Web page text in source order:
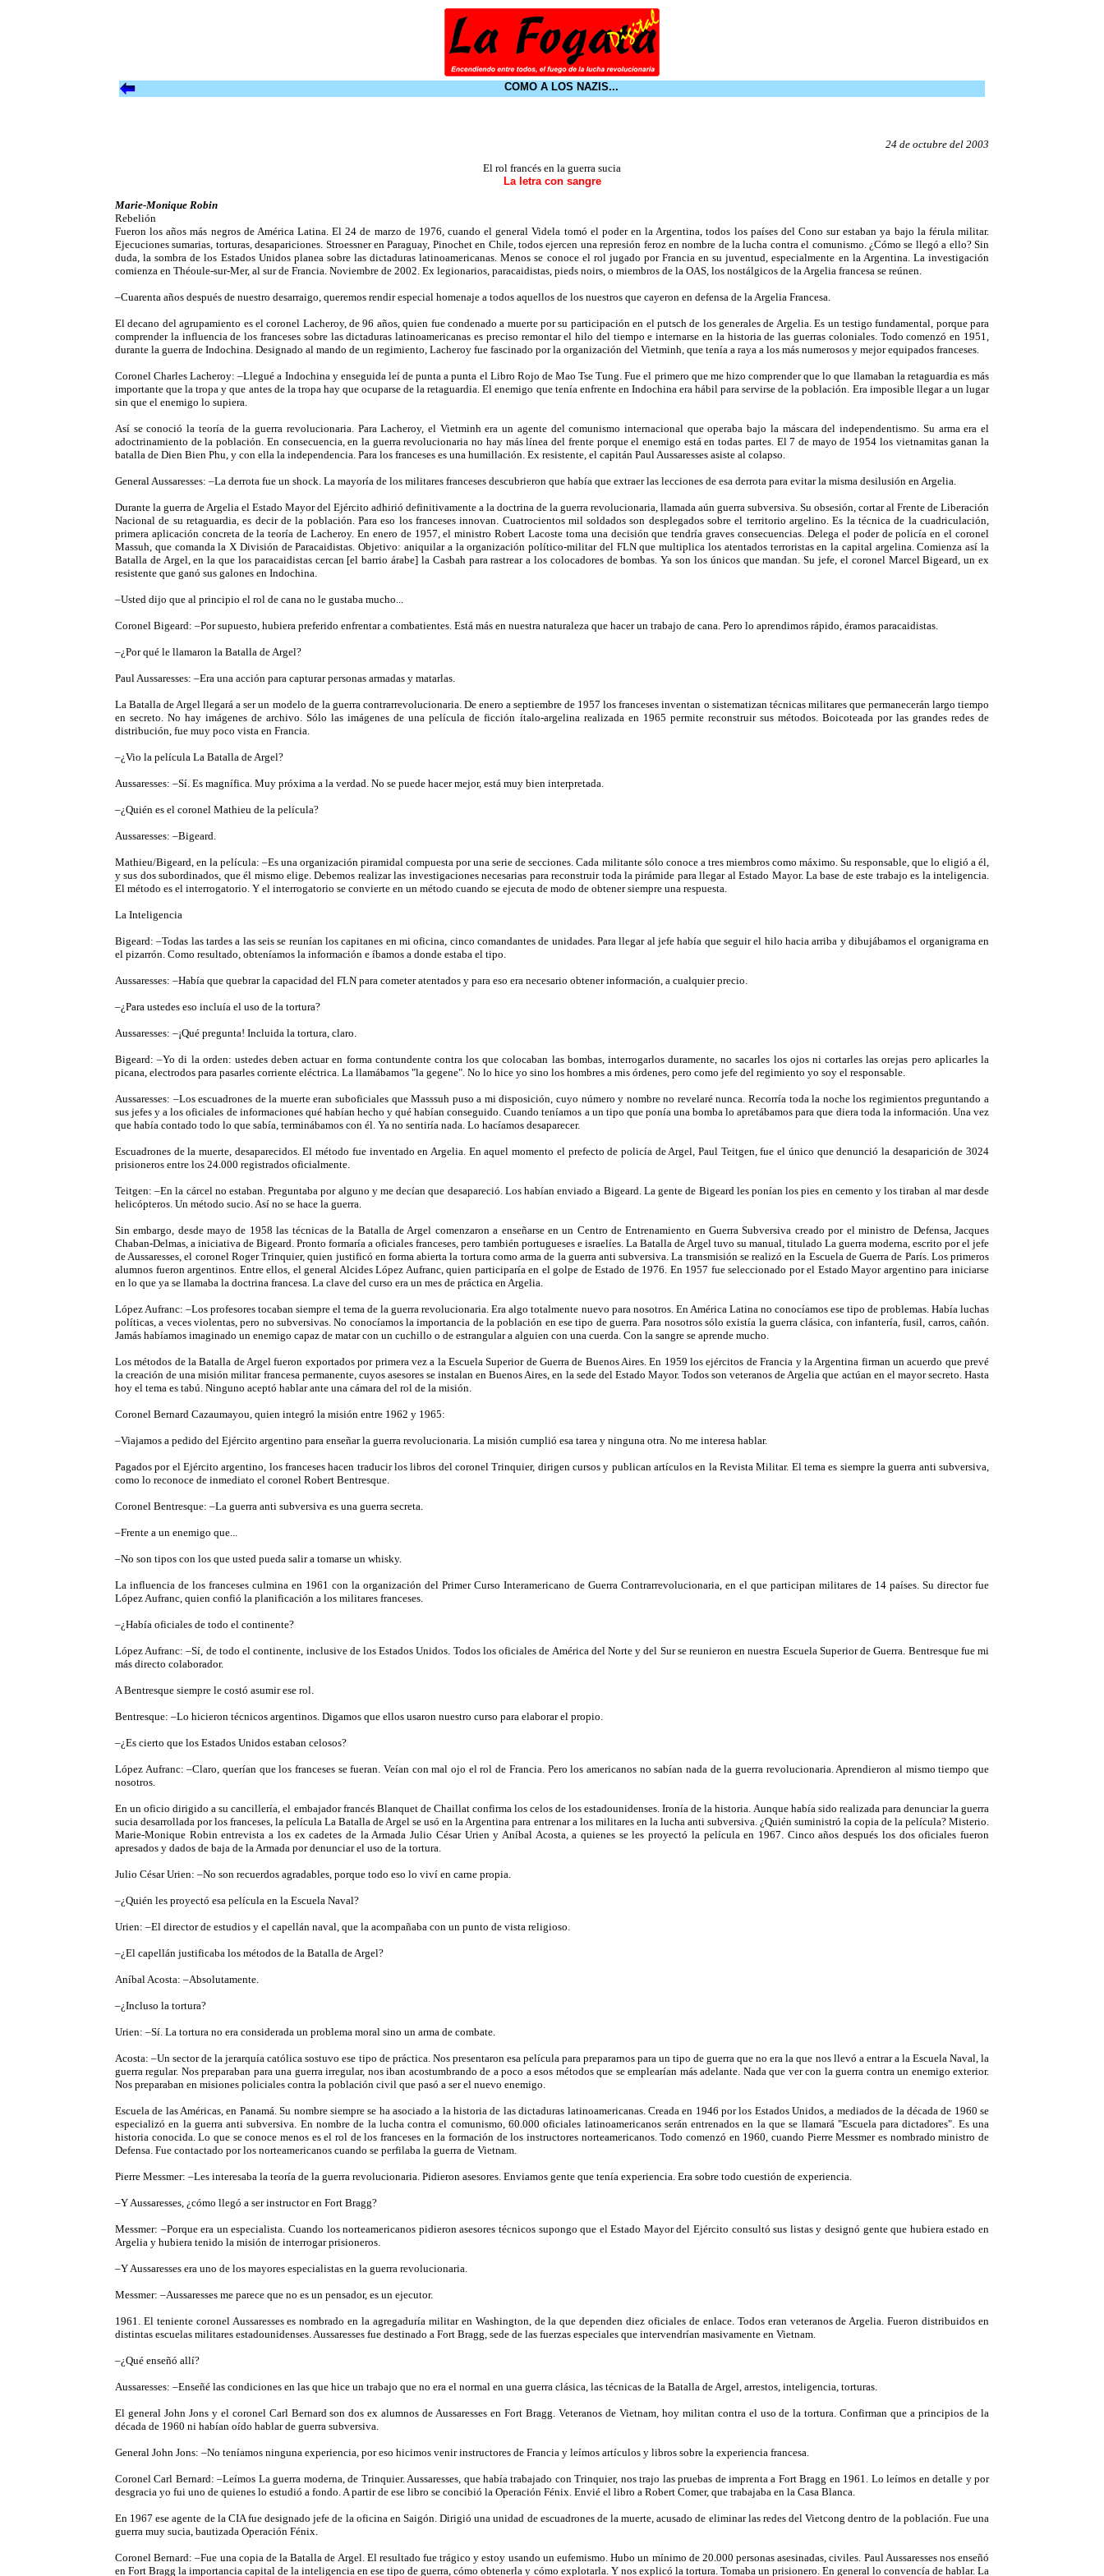
COMO A LOS NAZIS...
24 de octubre del 2003
El rol francés en la guerra sucia
La letra con sangre
Marie-Monique Robin
Rebelión
Fueron los años más negros de América Latina. El 24 de marzo de 1976, cuando el general Videla tomó el poder en la Argentina, todos los países del Cono sur estaban ya bajo la férula militar.
Ejecuciones sumarias, torturas, desapariciones. Stroessner en Paraguay, Pinochet en Chile, todos ejercen una represión feroz en nombre de la lucha contra el comunismo. ¿Cómo se llegó a ello? Sin
duda, la sombra de los Estados Unidos planea sobre las dictaduras latinoamericanas. Menos se conoce el rol jugado por Francia en su juventud, especialmente en la Argentina. La investigación
comienza en Théoule-sur-Mer, al sur de Francia. Noviembre de 2002. Ex legionarios, paracaidistas, pieds noirs, o miembros de la OAS, los nostálgicos de la Argelia francesa se reúnen.
–Cuarenta años después de nuestro desarraigo, queremos rendir especial homenaje a todos aquellos de los nuestros que cayeron en defensa de la Argelia Francesa.
El decano del agrupamiento es el coronel Lacheroy, de 96 años, quien fue condenado a muerte por su participación en el putsch de los generales de Argelia. Es un testigo fundamental, porque para
comprender la influencia de los franceses sobre las dictaduras latinoamericanas es preciso remontar el hilo del tiempo e internarse en la historia de las guerras coloniales. Todo comenzó en 1951,
durante la guerra de Indochina. Designado al mando de un regimiento, Lacheroy fue fascinado por la organización del Vietminh, que tenía a raya a los más numerosos y mejor equipados franceses.
Coronel Charles Lacheroy: –Llegué a Indochina y enseguida leí de punta a punta el Libro Rojo de Mao Tse Tung. Fue el primero que me hizo comprender que lo que llamaban la retaguardia es más
importante que la tropa y que antes de la tropa hay que ocuparse de la retaguardia. El enemigo que tenía enfrente en Indochina era hábil para servirse de la población. Era imposible llegar a un lugar
sin que el enemigo lo supiera.
Así se conoció la teoría de la guerra revolucionaria. Para Lacheroy, el Vietminh era un agente del comunismo internacional que operaba bajo la máscara del independentismo. Su arma era el
adoctrinamiento de la población. En consecuencia, en la guerra revolucionaria no hay más línea del frente porque el enemigo está en todas partes. El 7 de mayo de 1954 los vietnamitas ganan la
batalla de Dien Bien Phu, y con ella la independencia. Para los franceses es una humillación. Ex resistente, el capitán Paul Aussaresses asiste al colapso.
General Aussaresses: –La derrota fue un shock. La mayoría de los militares franceses descubrieron que había que extraer las lecciones de esa derrota para evitar la misma desilusión en Argelia.
Durante la guerra de Argelia el Estado Mayor del Ejército adhirió definitivamente a la doctrina de la guerra revolucionaria, llamada aún guerra subversiva. Su obsesión, cortar al Frente de Liberación
Nacional de su retaguardia, es decir de la población. Para eso los franceses innovan. Cuatrocientos mil soldados son desplegados sobre el territorio argelino. Es la técnica de la cuadriculación,
primera aplicación concreta de la teoría de Lacheroy. En enero de 1957, el ministro Robert Lacoste toma una decisión que tendría graves consecuencias. Delega el poder de policía en el coronel
Massuh, que comanda la X División de Paracaidistas. Objetivo: aniquilar a la organización político-militar del FLN que multiplica los atentados terroristas en la capital argelina. Comienza así la
Batalla de Argel, en la que los paracaidistas cercan [el barrio árabe] la Casbah para rastrear a los colocadores de bombas. Ya son los únicos que mandan. Su jefe, el coronel Marcel Bigeard, un ex
resistente que ganó sus galones en Indochina.
–Usted dijo que al principio el rol de cana no le gustaba mucho...
Coronel Bigeard: –Por supuesto, hubiera preferido enfrentar a combatientes. Está más en nuestra naturaleza que hacer un trabajo de cana. Pero lo aprendimos rápido, éramos paracaidistas.
–¿Por qué le llamaron la Batalla de Argel?
Paul Aussaresses: –Era una acción para capturar personas armadas y matarlas.
La Batalla de Argel llegará a ser un modelo de la guerra contrarrevolucionaria. De enero a septiembre de 1957 los franceses inventan o sistematizan técnicas militares que permanecerán largo tiempo
en secreto. No hay imágenes de archivo. Sólo las imágenes de una película de ficción ítalo-argelina realizada en 1965 permite reconstruir sus métodos. Boicoteada por las grandes redes de
distribución, fue muy poco vista en Francia.
–¿Vio la película La Batalla de Argel?
Aussaresses: –Sí. Es magnífica. Muy próxima a la verdad. No se puede hacer mejor, está muy bien interpretada.
–¿Quién es el coronel Mathieu de la película?
Aussaresses: –Bigeard.
Mathieu/Bigeard, en la película: –Es una organización piramidal compuesta por una serie de secciones. Cada militante sólo conoce a tres miembros como máximo. Su responsable, que lo eligió a él,
y sus dos subordinados, que él mismo elige. Debemos realizar las investigaciones necesarias para reconstruir toda la pirámide para llegar al Estado Mayor. La base de este trabajo es la inteligencia.
El método es el interrogatorio. Y el interrogatorio se convierte en un método cuando se ejecuta de modo de obtener siempre una respuesta.
La Inteligencia
Bigeard: –Todas las tardes a las seis se reunían los capitanes en mi oficina, cinco comandantes de unidades. Para llegar al jefe había que seguir el hilo hacia arriba y dibujábamos el organigrama en
el pizarrón. Como resultado, obteníamos la información e íbamos a donde estaba el tipo.
Aussaresses: –Había que quebrar la capacidad del FLN para cometer atentados y para eso era necesario obtener información, a cualquier precio.
–¿Para ustedes eso incluía el uso de la tortura?
Aussaresses: –¡Qué pregunta! Incluida la tortura, claro.
Bigeard: –Yo di la orden: ustedes deben actuar en forma contundente contra los que colocaban las bombas, interrogarlos duramente, no sacarles los ojos ni cortarles las orejas pero aplicarles la
picana, electrodos para pasarles corriente eléctrica. La llamábamos "la gegene". No lo hice yo sino los hombres a mis órdenes, pero como jefe del regimiento yo soy el responsable.
Aussaresses: –Los escuadrones de la muerte eran suboficiales que Masssuh puso a mi disposición, cuyo número y nombre no revelaré nunca. Recorría toda la noche los regimientos preguntando a
sus jefes y a los oficiales de informaciones qué habían hecho y qué habían conseguido. Cuando teníamos a un tipo que ponía una bomba lo apretábamos para que diera toda la información. Una vez
que había contado todo lo que sabía, terminábamos con él. Ya no sentiría nada. Lo hacíamos desaparecer.
Escuadrones de la muerte, desaparecidos. El método fue inventado en Argelia. En aquel momento el prefecto de policía de Argel, Paul Teitgen, fue el único que denunció la desaparición de 3024
prisioneros entre los 24.000 registrados oficialmente.
Teitgen: –En la cárcel no estaban. Preguntaba por alguno y me decían que desapareció. Los habían enviado a Bigeard. La gente de Bigeard les ponían los pies en cemento y los tiraban al mar desde
helicópteros. Un método sucio. Así no se hace la guerra.
Sin embargo, desde mayo de 1958 las técnicas de la Batalla de Argel comenzaron a enseñarse en un Centro de Entrenamiento en Guerra Subversiva creado por el ministro de Defensa, Jacques
Chaban-Delmas, a iniciativa de Bigeard. Pronto formaría a oficiales franceses, pero también portugueses e israelíes. La Batalla de Argel tuvo su manual, titulado La guerra moderna, escrito por el jefe
de Aussaresses, el coronel Roger Trinquier, quien justificó en forma abierta la tortura como arma de la guerra anti subversiva. La transmisión se realizó en la Escuela de Guerra de París. Los primeros
alumnos fueron argentinos. Entre ellos, el general Alcides López Aufranc, quien participaría en el golpe de Estado de 1976. En 1957 fue seleccionado por el Estado Mayor argentino para iniciarse
en lo que ya se llamaba la doctrina francesa. La clave del curso era un mes de práctica en Argelia.
López Aufranc: –Los profesores tocaban siempre el tema de la guerra revolucionaria. Era algo totalmente nuevo para nosotros. En América Latina no conocíamos ese tipo de problemas. Había luchas
políticas, a veces violentas, pero no subversivas. No conocíamos la importancia de la población en ese tipo de guerra. Para nosotros sólo existía la guerra clásica, con infantería, fusil, carros, cañón.
Jamás habíamos imaginado un enemigo capaz de matar con un cuchillo o de estrangular a alguien con una cuerda. Con la sangre se aprende mucho.
Los métodos de la Batalla de Argel fueron exportados por primera vez a la Escuela Superior de Guerra de Buenos Aires. En 1959 los ejércitos de Francia y la Argentina firman un acuerdo que prevé
la creación de una misión militar francesa permanente, cuyos asesores se instalan en Buenos Aires, en la sede del Estado Mayor. Todos son veteranos de Argelia que actúan en el mayor secreto. Hasta
hoy el tema es tabú. Ninguno aceptó hablar ante una cámara del rol de la misión.
Coronel Bernard Cazaumayou, quien integró la misión entre 1962 y 1965:
–Viajamos a pedido del Ejército argentino para enseñar la guerra revolucionaria. La misión cumplió esa tarea y ninguna otra. No me interesa hablar.
Pagados por el Ejército argentino, los franceses hacen traducir los libros del coronel Trinquier, dirigen cursos y publican artículos en la Revista Militar. El tema es siempre la guerra anti subversiva,
como lo reconoce de inmediato el coronel Robert Bentresque.
Coronel Bentresque: –La guerra anti subversiva es una guerra secreta.
–Frente a un enemigo que...
–No son tipos con los que usted pueda salir a tomarse un whisky.
La influencia de los franceses culmina en 1961 con la organización del Primer Curso Interamericano de Guerra Contrarrevolucionaria, en el que participan militares de 14 países. Su director fue
López Aufranc, quien confió la planificación a los militares franceses.
–¿Había oficiales de todo el continente?
López Aufranc: –Sí, de todo el continente, inclusive de los Estados Unidos. Todos los oficiales de América del Norte y del Sur se reunieron en nuestra Escuela Superior de Guerra. Bentresque fue mi
más directo colaborador.
A Bentresque siempre le costó asumir ese rol.
Bentresque: –Lo hicieron técnicos argentinos. Digamos que ellos usaron nuestro curso para elaborar el propio.
–¿Es cierto que los Estados Unidos estaban celosos?
López Aufranc: –Claro, querían que los franceses se fueran. Veían con mal ojo el rol de Francia. Pero los americanos no sabían nada de la guerra revolucionaria. Aprendieron al mismo tiempo que
nosotros.
En un oficio dirigido a su cancillería, el embajador francés Blanquet de Chaillat confirma los celos de los estadounidenses. Ironía de la historia. Aunque había sido realizada para denunciar la guerra
sucia desarrollada por los franceses, la película La Batalla de Argel se usó en la Argentina para entrenar a los militares en la lucha anti subversiva. ¿Quién suministró la copia de la película? Misterio.
Marie-Monique Robin entrevista a los ex cadetes de la Armada Julio César Urien y Aníbal Acosta, a quienes se les proyectó la película en 1967. Cinco años después los dos oficiales fueron
apresados y dados de baja de la Armada por denunciar el uso de la tortura.
Julio César Urien: –No son recuerdos agradables, porque todo eso lo viví en carne propia.
–¿Quién les proyectó esa película en la Escuela Naval?
Urien: –El director de estudios y el capellán naval, que la acompañaba con un punto de vista religioso.
–¿El capellán justificaba los métodos de la Batalla de Argel?
Aníbal Acosta: –Absolutamente.
–¿Incluso la tortura?
Urien: –Sí. La tortura no era considerada un problema moral sino un arma de combate.
Acosta: –Un sector de la jerarquía católica sostuvo ese tipo de práctica. Nos presentaron esa película para prepararnos para un tipo de guerra que no era la que nos llevó a entrar a la Escuela Naval, la
guerra regular. Nos preparaban para una guerra irregular, nos iban acostumbrando de a poco a esos métodos que se emplearían más adelante. Nada que ver con la guerra contra un enemigo exterior.
Nos preparaban en misiones policiales contra la población civil que pasó a ser el nuevo enemigo.
Escuela de las Américas, en Panamá. Su nombre siempre se ha asociado a la historia de las dictaduras latinoamericanas. Creada en 1946 por los Estados Unidos, a mediados de la década de 1960 se
especializó en la guerra anti subversiva. En nombre de la lucha contra el comunismo, 60.000 oficiales latinoamericanos serán entrenados en la que se llamará "Escuela para dictadores". Es una
historia conocida. Lo que se conoce menos es el rol de los franceses en la formación de los instructores norteamericanos. Todo comenzó en 1960, cuando Pierre Messmer es nombrado ministro de
Defensa. Fue contactado por los norteamericanos cuando se perfilaba la guerra de Vietnam.
Pierre Messmer: –Les interesaba la teoría de la guerra revolucionaria. Pidieron asesores. Enviamos gente que tenía experiencia. Era sobre todo cuestión de experiencia.
–Y Aussaresses, ¿cómo llegó a ser instructor en Fort Bragg?
Messmer: –Porque era un especialista. Cuando los norteamericanos pidieron asesores técnicos supongo que el Estado Mayor del Ejército consultó sus listas y designó gente que hubiera estado en
Argelia y hubiera tenido la misión de interrogar prisioneros.
–Y Aussaresses era uno de los mayores especialistas en la guerra revolucionaria.
Messmer: –Aussaresses me parece que no es un pensador, es un ejecutor.
1961. El teniente coronel Aussaresses es nombrado en la agregaduría militar en Washington, de la que dependen diez oficiales de enlace. Todos eran veteranos de Argelia. Fueron distribuidos en
distintas escuelas militares estadounidenses. Aussaresses fue destinado a Fort Bragg, sede de las fuerzas especiales que intervendrían masivamente en Vietnam.
–¿Qué enseñó allí?
Aussaresses: –Enseñé las condiciones en las que hice un trabajo que no era el normal en una guerra clásica, las técnicas de la Batalla de Argel, arrestos, inteligencia, torturas.
El general John Jons y el coronel Carl Bernard son dos ex alumnos de Aussaresses en Fort Bragg. Veteranos de Vietnam, hoy militan contra el uso de la tortura. Confirman que a principios de la
década de 1960 ni habían oído hablar de guerra subversiva.
General John Jons: –No teníamos ninguna experiencia, por eso hicimos venir instructores de Francia y leímos artículos y libros sobre la experiencia francesa.
Coronel Carl Bernard: –Leímos La guerra moderna, de Trinquier. Aussaresses, que había trabajado con Trinquier, nos trajo las pruebas de imprenta a Fort Bragg en 1961. Lo leímos en detalle y por
desgracia yo fui uno de quienes lo estudió a fondo. A partir de ese libro se concibió la Operación Fénix. Envié el libro a Robert Comer, que trabajaba en la Casa Blanca.
En 1967 ese agente de la CIA fue designado jefe de la oficina en Saigón. Dirigió una unidad de escuadrones de la muerte, acusado de eliminar las redes del Vietcong dentro de la población. Fue una
guerra muy sucia, bautizada Operación Fénix.
Coronel Bernard: –Fue una copia de la Batalla de Argel. El resultado fue trágico y estoy usando un eufemismo. Hubo un mínimo de 20.000 personas asesinadas, civiles. Paul Aussaresses nos enseñó
en Fort Bragg la importancia capital de la inteligencia en ese tipo de guerra, cómo obtenerla y cómo explotarla. Y nos explicó la tortura. Tomaba un prisionero. En general lo convencía de hablar. La